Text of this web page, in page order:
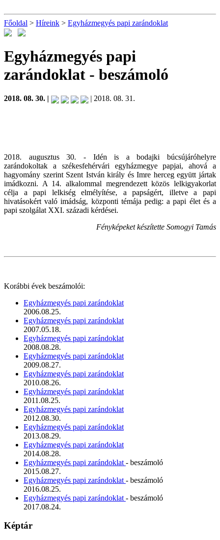
Főoldal > Híreink > Egyházmegyés papi zarándoklat
Egyházmegyés papi
zarándoklat - beszámoló
2018. 08. 30. | | 2018. 08. 31.
2018. augusztus 30. - Idén is a bodajki búcsújáróhelyre
zarándokoltak a székesfehérvári egyházmegye papjai, ahová a
hagyomány szerint Szent István király és Imre herceg együtt jártak
imádkozni. A 14. alkalommal megrendezett közös lelkigyakorlat
célja a papi lelkiség elmélyítése, a papságért, illetve a papi
hivatásokért való imádság, központi témája pedig: a papi élet és a
papi szolgálat XXI. századi kérdései.
Fényképeket készítette Somogyi Tamás
Korábbi évek beszámolói:
Egyházmegyés papi zarándoklat
2006.08.25.
Egyházmegyés papi zarándoklat
2007.05.18.
Egyházmegyés papi zarándoklat
2008.08.28.
Egyházmegyés papi zarándoklat
2009.08.27.
Egyházmegyés papi zarándoklat
2010.08.26.
Egyházmegyés papi zarándoklat
2011.08.25.
Egyházmegyés papi zarándoklat
2012.08.30.
Egyházmegyés papi zarándoklat
2013.08.29.
Egyházmegyés papi zarándoklat
2014.08.28.
Egyházmegyés papi zarándoklat - beszámoló
2015.08.27.
Egyházmegyés papi zarándoklat - beszámoló
2016.08.25.
Egyházmegyés papi zarándoklat - beszámoló
2017.08.24.
Képtár